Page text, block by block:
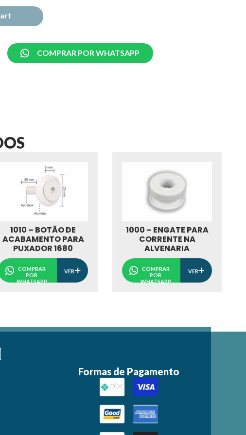
COMPRAR POR WHATSAPP
1010 – BOTÃO DE
ACABAMENTO PARA
PUXADOR 1680
COMPRAR
POR
WHATSAPP
VER
1000 – ENGATE PARA
CORRENTE NA
ALVENARIA
COMPRAR
POR
WHATSAPP
VER
Formas de Pagamento